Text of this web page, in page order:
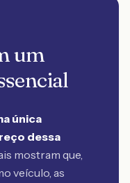
um
única
dessa
mostram que,
veículo, as